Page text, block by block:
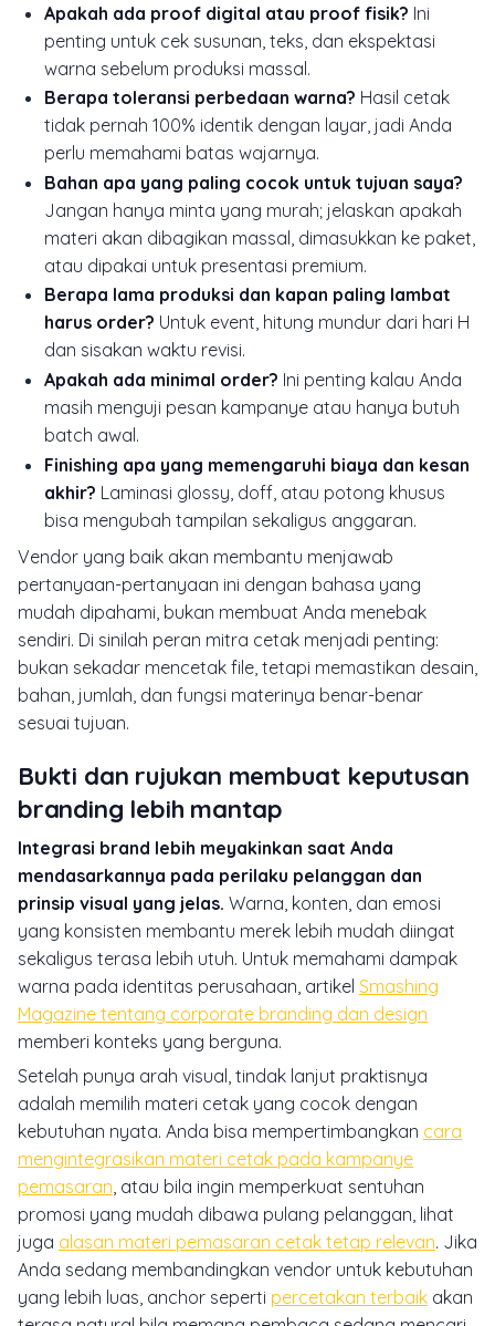
Apakah ada proof digital atau proof fisik? Ini
penting untuk cek susunan, teks, dan ekspektasi
warna sebelum produksi massal.
Berapa toleransi perbedaan warna? Hasil cetak
tidak pernah 100% identik dengan layar, jadi Anda
perlu memahami batas wajarnya.
Bahan apa yang paling cocok untuk tujuan saya?
Jangan hanya minta yang murah; jelaskan apakah
materi akan dibagikan massal, dimasukkan ke paket,
atau dipakai untuk presentasi premium.
Berapa lama produksi dan kapan paling lambat
harus order? Untuk event, hitung mundur dari hari H
dan sisakan waktu revisi.
Apakah ada minimal order? Ini penting kalau Anda
masih menguji pesan kampanye atau hanya butuh
batch awal.
Finishing apa yang memengaruhi biaya dan kesan
akhir? Laminasi glossy, doff, atau potong khusus
bisa mengubah tampilan sekaligus anggaran.
Vendor yang baik akan membantu menjawab
pertanyaan-pertanyaan ini dengan bahasa yang
mudah dipahami, bukan membuat Anda menebak
sendiri. Di sinilah peran mitra cetak menjadi penting:
bukan sekadar mencetak file, tetapi memastikan desain,
bahan, jumlah, dan fungsi materinya benar-benar
sesuai tujuan.
Bukti dan rujukan membuat keputusan
branding lebih mantap
Integrasi brand lebih meyakinkan saat Anda
mendasarkannya pada perilaku pelanggan dan
prinsip visual yang jelas. Warna, konten, dan emosi
yang konsisten membantu merek lebih mudah diingat
sekaligus terasa lebih utuh. Untuk memahami dampak
warna pada identitas perusahaan, artikel Smashing
Magazine tentang corporate branding dan design
memberi konteks yang berguna.
Setelah punya arah visual, tindak lanjut praktisnya
adalah memilih materi cetak yang cocok dengan
kebutuhan nyata. Anda bisa mempertimbangkan cara
mengintegrasikan materi cetak pada kampanye
pemasaran, atau bila ingin memperkuat sentuhan
promosi yang mudah dibawa pulang pelanggan, lihat
juga alasan materi pemasaran cetak tetap relevan. Jika
Anda sedang membandingkan vendor untuk kebutuhan
yang lebih luas, anchor seperti percetakan terbaik akan